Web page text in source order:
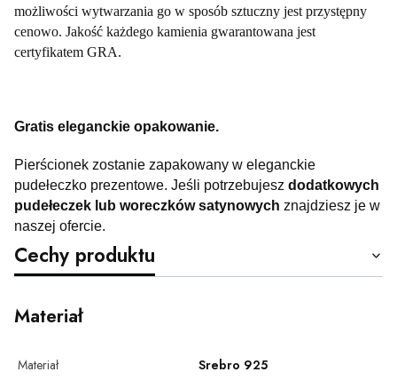
możliwości wytwarzania go w sposób sztuczny jest przystępny
cenowo. Jakość każdego kamienia gwarantowana jest
certyfikatem GRA.
Gratis eleganckie opakowanie.
Pierścionek zostanie zapakowany w eleganckie
pudełeczko prezentowe. Jeśli potrzebujesz dodatkowych
pudełeczek lub woreczków satynowych znajdziesz je w
naszej ofercie.
Cechy produktu
Materiał
Materiał Srebro 925